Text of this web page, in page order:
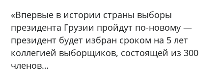
«Впервые в истории страны выборы
президента Грузии пройдут по-новому —
президент будет избран сроком на 5 лет
коллегией выборщиков, состоящей из 300
членов…